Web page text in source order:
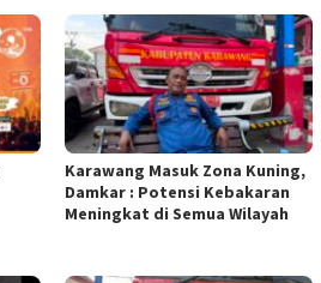
Karawang Masuk Zona Kuning,
Damkar : Potensi Kebakaran
Meningkat di Semua Wilayah